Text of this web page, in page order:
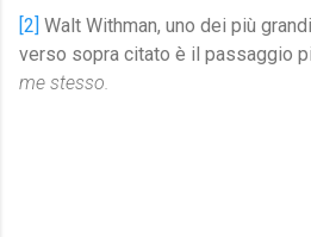
[2] Walt Withman, uno dei più
verso sopra citato è il passaggio
me stesso.